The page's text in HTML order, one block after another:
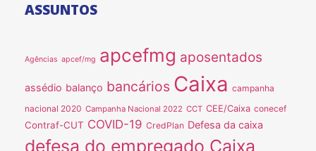
ASSUNTOS
Agências apcef/mg apcefmg aposentados
assédio balanço bancários Caixa campanha
nacional 2020 Campanha Nacional 2022 CCT CEE/Caixa conecef
Contraf-CUT COVID-19 CredPlan Defesa da caixa
defesa do empregado Caixa